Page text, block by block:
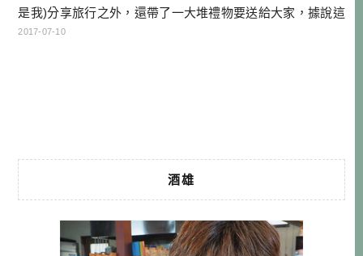
是我)分享旅行之外，還帶了一大堆禮物要送給大家，據說這
個活動在開賣當初，秒殺滿員御禮，我甚至都不知道，就有
2017-07-10
酒雄